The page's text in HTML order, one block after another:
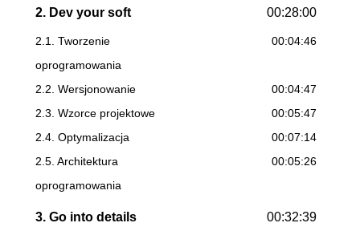
2. Dev your soft 00:28:00
2.1. Tworzenie
oprogramowania
00:04:46
2.2. Wersjonowanie
00:04:47
2.3. Wzorce projektowe
00:05:47
2.4. Optymalizacja
00:07:14
2.5. Architektura
oprogramowania
00:05:26
3. Go into details 00:32:39